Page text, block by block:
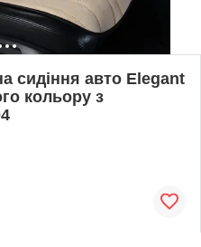
сидіння авто Elegant
кольору з